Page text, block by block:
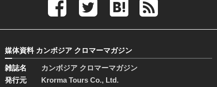
媒体資料 カンボジア クロマーマガジン
雑誌名
カンボジア クロマーマガジン
発行元
Krorma Tours Co., Ltd.